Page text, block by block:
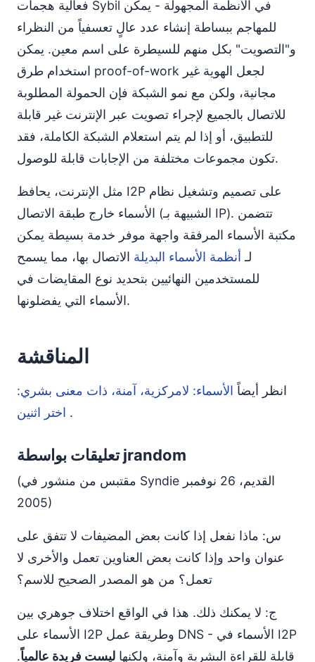
فعالية هجمات Sybil في الأنظمة المجهولة - يمكن
للمهاجم ببساطة إنشاء عدد عالٍ تعسفياً من النظراء
و"التصويت" بكل منهم للسيطرة على اسم معين. يمكن
استخدام طرق proof-of-work لجعل الهوية غير
مجانية، ولكن مع نمو الشبكة فإن الحمولة المطلوبة
للاتصال بالجميع لإجراء تصويت عبر الإنترنت غير قابلة
للتطبيق، أو إذا لم يتم استعلام الشبكة الكاملة، فقد
تكون مجموعات مختلفة من الإجابات قابلة للوصول.
مثل الإنترنت، يحافظ I2P على تصميم وتشغيل نظام
الأسماء خارج طبقة الاتصال (الشبيهة بـ IP). تتضمن
مكتبة الأسماء المرفقة واجهة موفر خدمة بسيطة يمكن
لـ أنظمة الأسماء البديلة الاتصال بها، مما يسمح
للمستخدمين النهائيين بتحديد نوع المقايضات في
الأسماء التي يفضلونها.
المناقشة
انظر أيضاً الأسماء: لامركزية، آمنة، ذات معنى بشري:
اختر اثنين .
تعليقات بواسطة jrandom
(مقتبس من منشور في Syndie القديم، 26 نوفمبر
2005)
س: ماذا نفعل إذا كانت بعض المضيفات لا تتفق على
عنوان واحد وإذا كانت بعض العناوين تعمل والأخرى لا
تعمل؟ من هو المصدر الصحيح للاسم؟
ج: لا يمكنك ذلك. هذا في الواقع اختلاف جوهري بين
الأسماء على I2P وطريقة عمل DNS - الأسماء في I2P
قابلة للقراءة البشرية وآمنة، ولكنها ليست فريدة عالمياً.